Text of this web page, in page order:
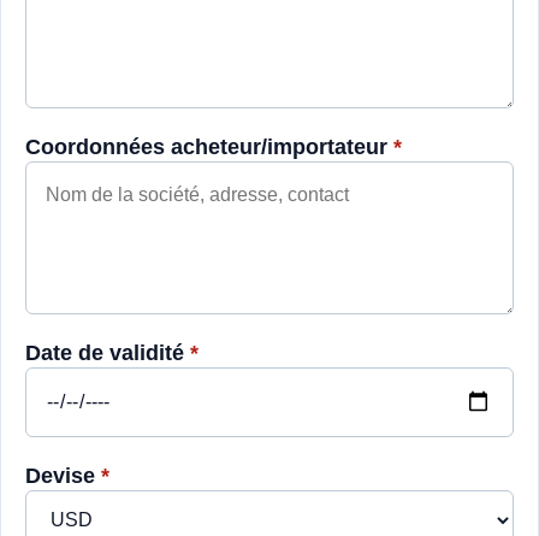
Coordonnées acheteur/importateur *
Date de validité *
Devise *